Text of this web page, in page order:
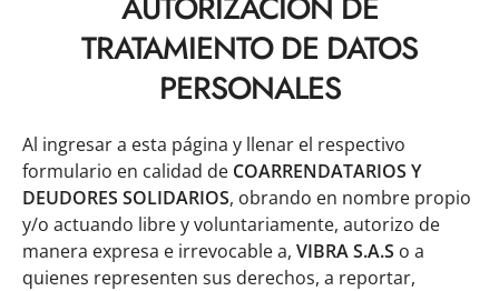
TRATAMIENTO DE DATOS
PERSONALES
Al ingresar a esta página y llenar el respectivo
formulario en calidad de COARRENDATARIOS Y
DEUDORES SOLIDARIOS, obrando en nombre propio
y/o actuando libre y voluntariamente, autorizo de
manera expresa e irrevocable a, VIBRA S.A.S o a
quienes representen sus derechos, a reportar,